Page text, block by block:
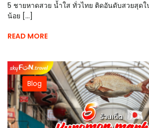
5 ชายหาดสวย น้ำใส ทั่วไทย ติดอันดับสวยสุดใ
น้อย [...]
READ MORE
Blog